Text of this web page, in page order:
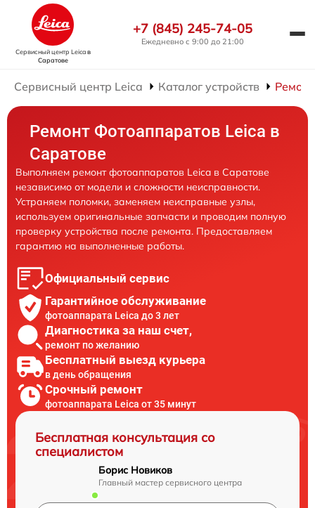
Сервисный центр Leicaв
Саратове
+7 (845) 245-74-05
Ежедневно с 9:00 до 21:00
Сервисный центр Leica Каталог устройств
Ремонт Фотоаппаратов Leica в
Саратове
Выполняем ремонт фотоаппаратов Leica в Саратове
независимо от модели и сложности неисправности.
Устраняем поломки, заменяем неисправные узлы,
используем оригинальные запчасти и проводим полную
проверку устройства после ремонта. Предоставляем
гарантию на выполненные работы.
Официальный сервис
Гарантийное обслуживание
фотоаппарата Leica до 3 лет
Диагностика за наш счет,
ремонт по желанию
Бесплатный выезд курьера
в день обращения
Срочный ремонт
фотоаппарата Leica от 35 минут
Бесплатная консультация со
специалистом
Борис Новиков
Главный мастер сервисного центра